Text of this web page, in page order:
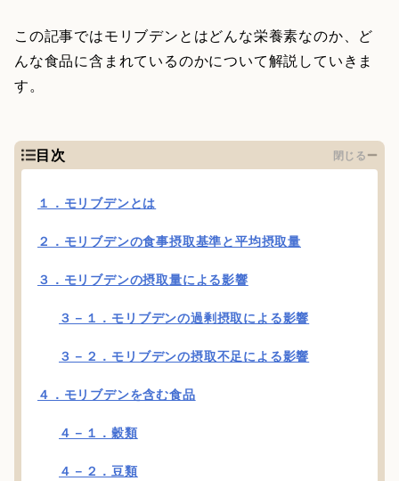
この記事ではモリブデンとはどんな栄養素なのか、ど
んな食品に含まれているのかについて解説していきま
す。
目次 閉じる
１．モリブデンとは
２．モリブデンの食事摂取基準と平均摂取量
３．モリブデンの摂取量による影響
３－１．モリブデンの過剰摂取による影響
３－２．モリブデンの摂取不足による影響
４．モリブデンを含む食品
４－１．穀類
４－２．豆類